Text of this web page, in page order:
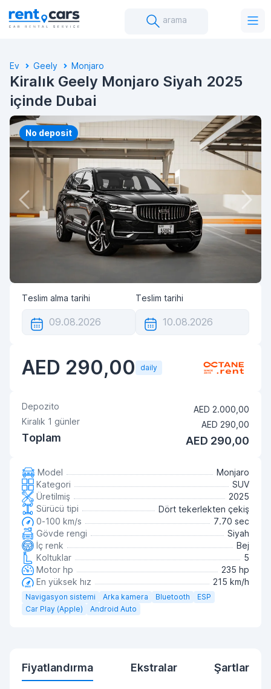
arama
Ev Geely Monjaro
Kiralık Geely Monjaro Siyah 2025
içinde Dubai
No deposit
Teslim alma tarihi Teslim tarihi
AED 290,00 daily
Depozito
AED 2.000,00
Kiralık 1 günler AED 290,00
Toplam AED 290,00
Model
Monjaro
Kategori
SUV
Üretilmiş
2025
Sürücü tipi
Dört tekerlekten çekiş
0-100 km/s
7.70 sec
Gövde rengi
Siyah
İç renk
Bej
Koltuklar
5
Motor hp
235 hp
En yüksek hız
215 km/h
Navigasyon sistemi Arka kamera Bluetooth
ESP
Car Play (Apple)
Android Auto
Fiyatlandırma Ekstralar Şartlar